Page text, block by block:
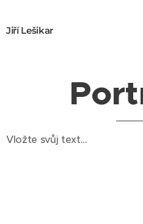
Jiří Lešikar
Vložte svůj text...